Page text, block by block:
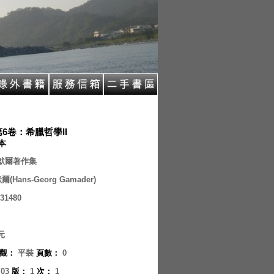
6卷：希臘哲學II
爾著作集
爾(Hans-Georg Gamader)
： 平裝 頁數 ： 0
版 ： 1 次 ： 1